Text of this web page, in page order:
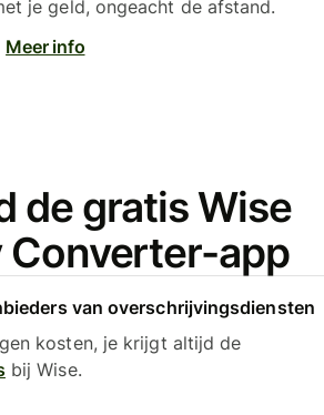
je geld, ongeacht de afstand.
Meer info
de gratis Wise
Converter-app
van overschrijvingsdiensten
kosten, je krijgt altijd de
bij Wise.